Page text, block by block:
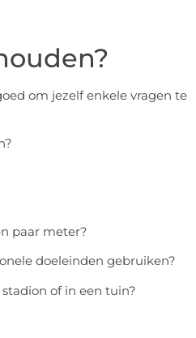
om jezelf enkele vragen te
paar meter?
doeleinden gebruiken?
of in een tuin?